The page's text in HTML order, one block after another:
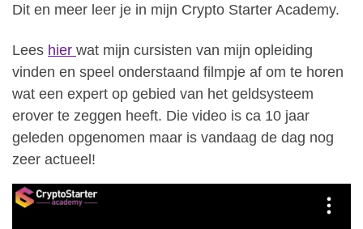
Dit en meer leer je in mijn Crypto Starter Academy.
Lees hier wat mijn cursisten van mijn opleiding
vinden en speel onderstaand filmpje af om te horen
wat een expert op gebied van het geldsysteem
erover te zeggen heeft. Die video is ca 10 jaar
geleden opgenomen maar is vandaag de dag nog
zeer actueel!